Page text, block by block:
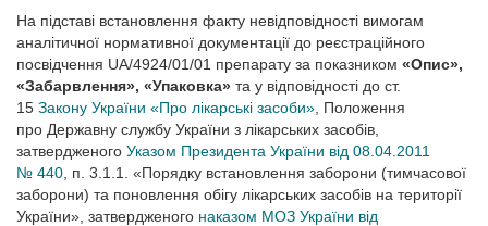
На підставі встановлення факту невідповідності вимогам
аналітичної нормативної документації до реєстраційного
посвідчення UA/4924/01/01 препарату за показником «Опис»,
«Забарвлення», «Упаковка» та у відповідності до ст.
15 Закону України «Про лікарські засоби» , Положення
про Державну службу України з лікарських засобів,
затвердженого Указом Президента України від 08.04.2011
№ 440 , п. 3.1.1. «Порядку встановлення заборони (тимчасової
заборони) та поновлення обігу лікарських засобів на території
України», затвердженого наказом МОЗ України від